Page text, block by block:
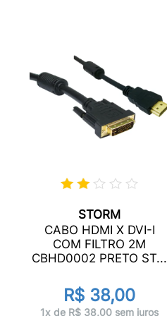
STORM
CABO HDMI X DVI-I
COM FILTRO 2M
CBHD0002 PRETO ST...
R$ 38,00
1x de R$ 38,00 sem juros